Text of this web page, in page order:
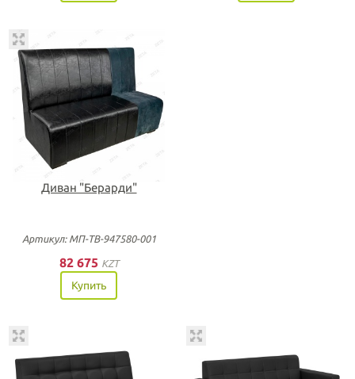
Диван "Берарди"
Артикул: МП-ТВ-947580-001
82 675 KZT
Купить